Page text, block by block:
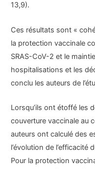
13,9).
Ces résultats sont «
la protection vaccinale
SRAS-CoV-2 et le
hospitalisations et les
conclu les auteurs de
Lorsqu’ils ont étoffé les
couverture vaccinale au
auteurs ont calculé des
l’évolution de l’efficacité
Pour la protection